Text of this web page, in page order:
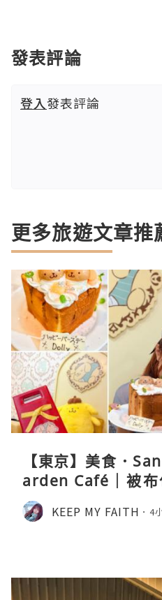
發表評論
登入發表評論
更多旅遊文章推
【東京】美食．
arden Café｜被
下午茶體驗
KEEP MY FAITH 4